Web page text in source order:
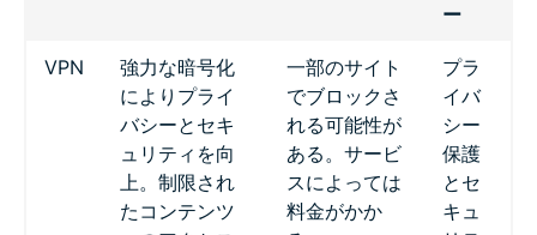
ー
VPN
強力な暗号化
によりプライ
バシーとセキ
ュリティを向
上。制限され
たコンテンツ
一部のサイト
でブロックさ
れる可能性が
ある。サービ
スによっては
料金がかか
プラ
イバ
シー
保護
とセ
キュ